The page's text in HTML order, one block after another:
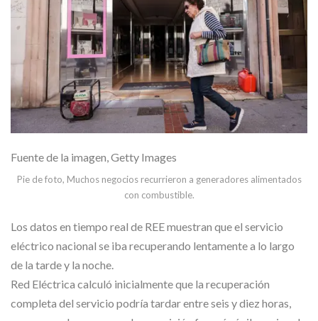
Fuente de la imagen,Getty Images
Pie de foto, Muchos negocios recurrieron a generadores alimentados
con combustible.
Los datos en tiempo real de REE muestran que el servicio
eléctrico nacional se iba recuperando lentamente a lo largo
de la tarde y la noche.
Red Eléctrica calculó inicialmente que la recuperación
completa del servicio podría tardar entre seis y diez horas,